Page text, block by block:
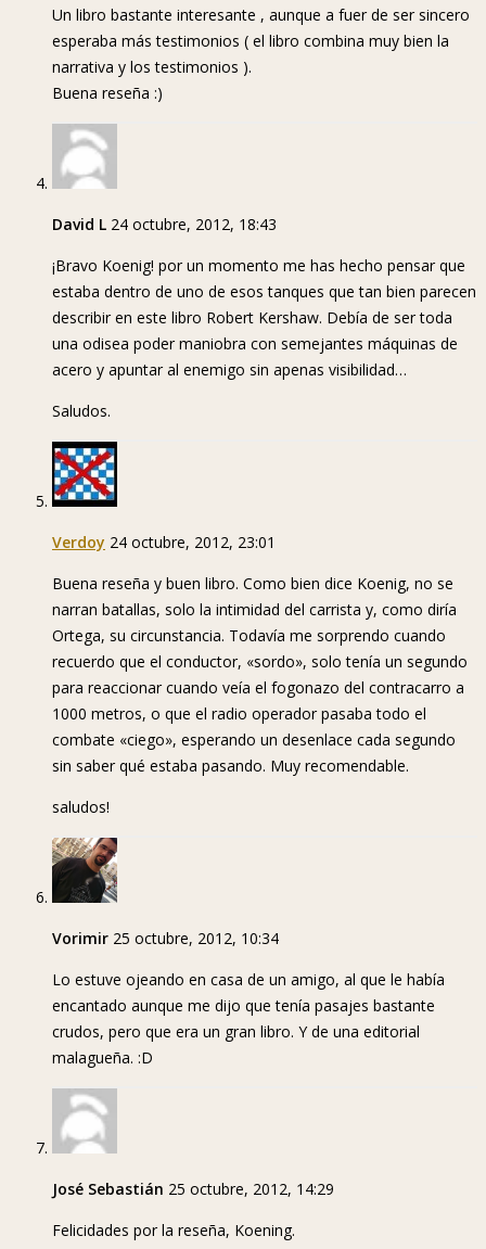
Un libro bastante interesante , aunque a fuer de ser sincero
esperaba más testimonios ( el libro combina muy bien la
narrativa y los testimonios ).
Buena reseña :)
David L 24 octubre, 2012, 18:43
¡Bravo Koenig! por un momento me has hecho pensar que
estaba dentro de uno de esos tanques que tan bien parecen
describir en este libro Robert Kershaw. Debía de ser toda
una odisea poder maniobra con semejantes máquinas de
acero y apuntar al enemigo sin apenas visibilidad…
Saludos.
Verdoy 24 octubre, 2012, 23:01
Buena reseña y buen libro. Como bien dice Koenig, no se
narran batallas, solo la intimidad del carrista y, como diría
Ortega, su circunstancia. Todavía me sorprendo cuando
recuerdo que el conductor, «sordo», solo tenía un segundo
para reaccionar cuando veía el fogonazo del contracarro a
1000 metros, o que el radio operador pasaba todo el
combate «ciego», esperando un desenlace cada segundo
sin saber qué estaba pasando. Muy recomendable.
saludos!
Vorimir 25 octubre, 2012, 10:34
Lo estuve ojeando en casa de un amigo, al que le había
encantado aunque me dijo que tenía pasajes bastante
crudos, pero que era un gran libro. Y de una editorial
malagueña. :D
José Sebastián 25 octubre, 2012, 14:29
Felicidades por la reseña, Koening.